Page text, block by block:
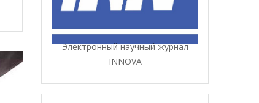
Электронный научный журнал
INNOVA